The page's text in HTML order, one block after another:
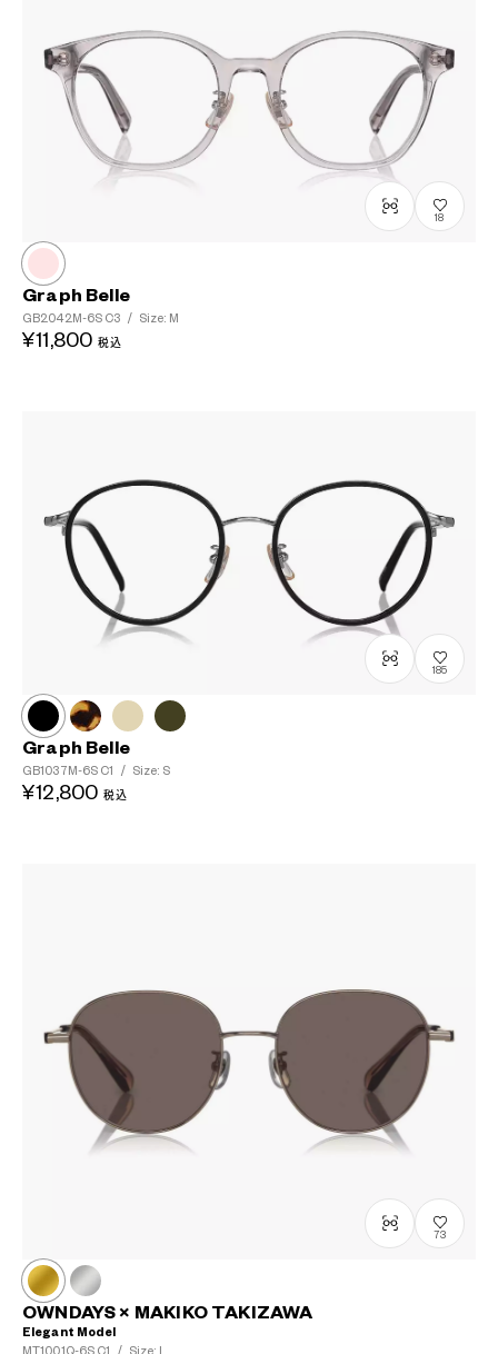
18
Graph Belle
GB2042M-6S C3 / Size: M
¥11,800 税込
185
Graph Belle
GB1037M-6S C1 / Size: S
¥12,800 税込
73
OWNDAYS × MAKIKO TAKIZAWA
Elegant Model